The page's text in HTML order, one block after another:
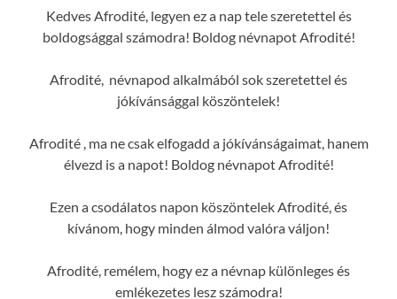
Kedves Afrodité, legyen ez a nap tele szeretettel és
boldogsággal számodra! Boldog névnapot Afrodité!
Afrodité, névnapod alkalmából sok szeretettel és
jókívánsággal köszöntelek!
Afrodité , ma ne csak elfogadd a jókívánságaimat, hanem
élvezd is a napot! Boldog névnapot Afrodité!
Ezen a csodálatos napon köszöntelek Afrodité, és
kívánom, hogy minden álmod valóra váljon!
Afrodité, remélem, hogy ez a névnap különleges és
emlékezetes lesz számodra!